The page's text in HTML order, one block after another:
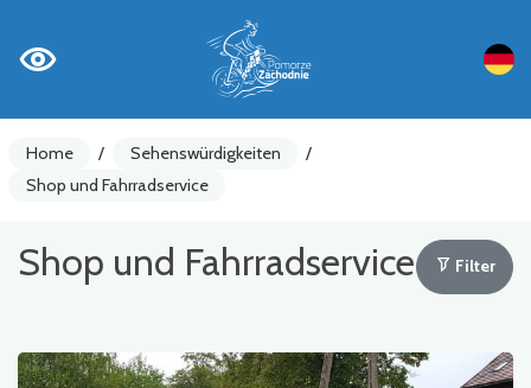
Home / Sehenswürdigkeiten
/
Shop und Fahrradservice
Shop und Fahrradservice Filter
Fahrradzähler